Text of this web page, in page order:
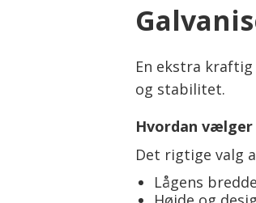
En ekstra
og stabilitet.
Hvordan
Det rigtige valg
Lågens bredde